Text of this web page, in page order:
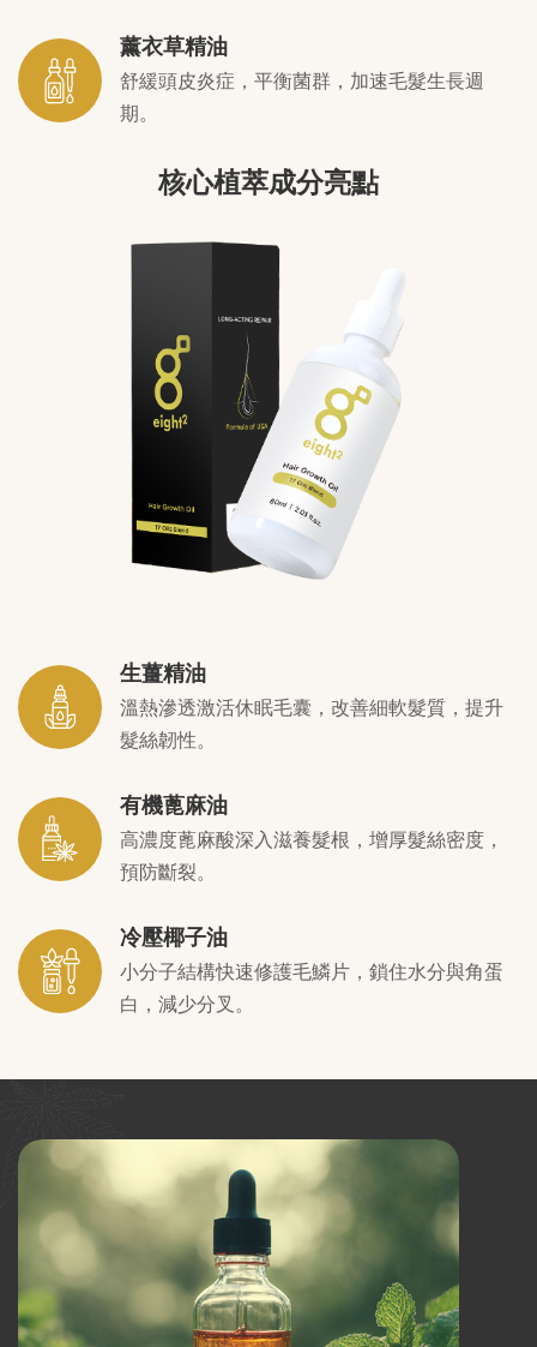
薰衣草精油
舒緩頭皮炎症，平衡菌群，加速毛髮生長週
期。
核心植萃成分亮點
生薑精油
溫熱滲透激活休眠毛囊，改善細軟髮質，提升
髮絲韌性。
有機蓖麻油
高濃度蓖麻酸深入滋養髮根，增厚髮絲密度，
預防斷裂。
冷壓椰子油
小分子結構快速修護毛鱗片，鎖住水分與角蛋
白，減少分叉。